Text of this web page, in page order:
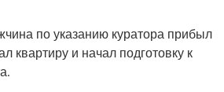
по указанию куратора прибыл
квартиру и начал подготовку к